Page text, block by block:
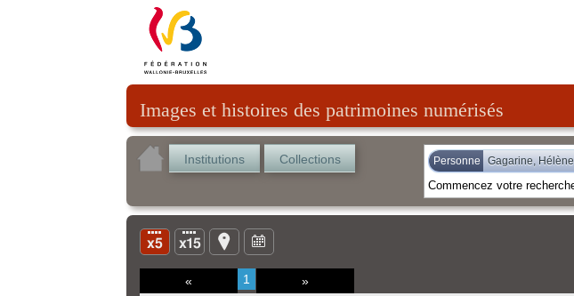
Images et histoires des patrimoines numérisés
Institutions Collections Personne Gagarine, Hélène
« 1 »